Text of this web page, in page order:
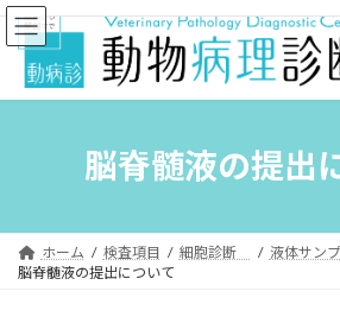
コ
ン
ツ
ナ
ビ
シ
脳脊髄液の提出
ホーム 検査項目 細胞診断
液体サン
脳脊髄液の提出について